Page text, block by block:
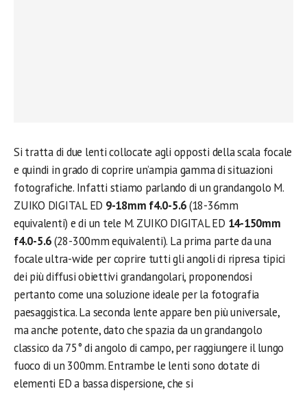
Si tratta di due lenti collocate agli opposti della scala focale
e quindi in grado di coprire un’ampia gamma di situazioni
fotografiche. Infatti stiamo parlando di un grandangolo M.
ZUIKO DIGITAL ED 9-18mm f4.0-5.6(18-36mm
equivalenti) e di un tele M. ZUIKO DIGITAL ED 14-150mm
f4.0-5.6(28-300mm equivalenti). La prima parte da una
focale ultra-wide per coprire tutti gli angoli di ripresa tipici
dei più diffusi obiettivi grandangolari, proponendosi
pertanto come una soluzione ideale per la fotografia
paesaggistica. La seconda lente appare ben più universale,
ma anche potente, dato che spazia da un grandangolo
classico da 75° di angolo di campo, per raggiungere il lungo
fuoco di un 300mm. Entrambe le lenti sono dotate di
elementi ED a bassa dispersione, che si